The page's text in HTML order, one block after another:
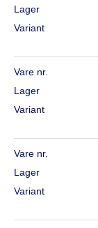
Lager
Variant
Vare nr.
Lager
Variant
Vare nr.
Lager
Variant